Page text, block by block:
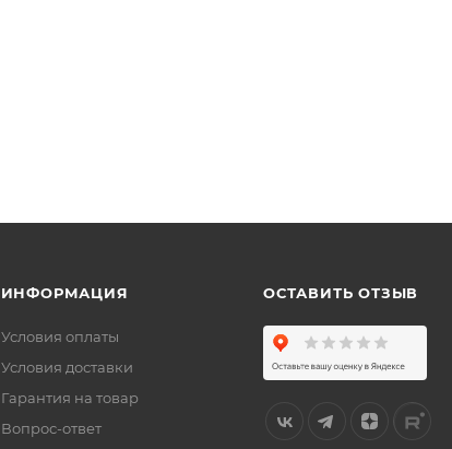
ИНФОРМАЦИЯ
Условия оплаты
Условия доставки
Гарантия на товар
Вопрос-ответ
ОСТАВИТЬ ОТЗЫВ